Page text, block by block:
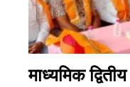
माध्यमिक